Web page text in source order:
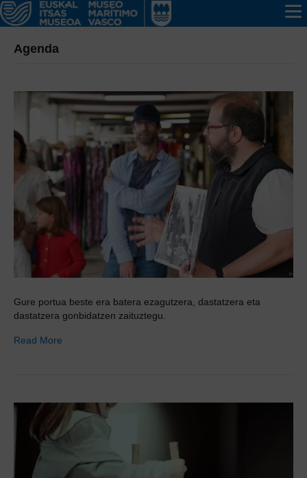
Agenda
Gure portua beste era batera ezagutzera, dastatzera eta
dastatzera gonbidatzen zaituztegu.
Read More